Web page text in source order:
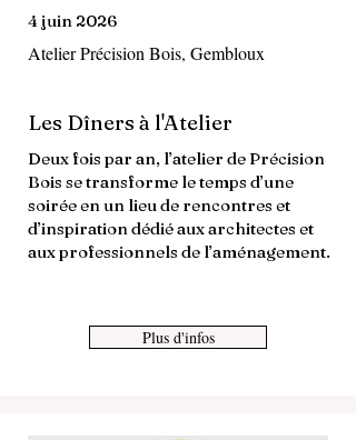
4 juin 2026
Atelier Précision Bois, Gembloux
Les Dîners à l'Atelier
Deux fois par an, l’atelier de Précision
Bois se transforme le temps d’une
soirée en un lieu de rencontres et
d’inspiration dédié aux architectes et
aux professionnels de l’aménagement.
Plus d'infos